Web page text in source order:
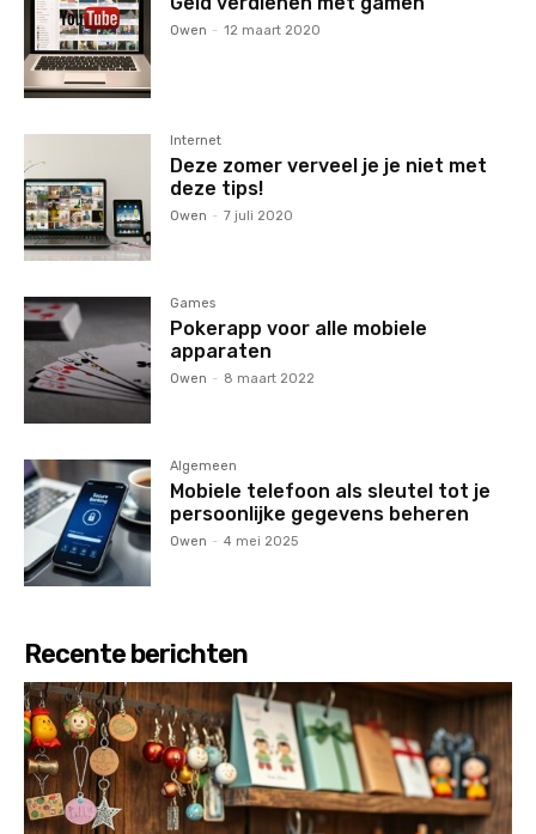
Owen - 12 maart 2020
Internet
Deze zomer verveel je je niet met
deze tips!
Owen - 7 juli 2020
Games
Pokerapp voor alle mobiele
apparaten
Owen - 8 maart 2022
Algemeen
Mobiele telefoon als sleutel tot je
persoonlijke gegevens beheren
Owen - 4 mei 2025
Recente berichten